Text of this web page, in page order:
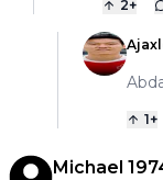
2+
1+
Michael